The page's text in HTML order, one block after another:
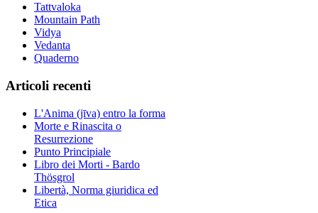
Tattvaloka
Mountain Path
Vidya
Vedanta
Quaderno
Articoli recenti
L'Anima (jīva) entro la forma
Morte e Rinascita o
Resurrezione
Punto Principiale
Libro dei Morti - Bardo
Thösgrol
Libertà, Norma giuridica ed
Etica